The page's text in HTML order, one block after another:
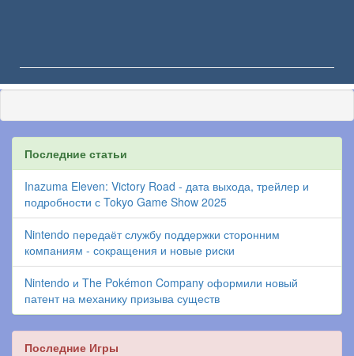
Последние статьи
Inazuma Eleven: Victory Road - дата выхода, трейлер и
подробности с Tokyo Game Show 2025
Nintendo передаёт службу поддержки сторонним
компаниям - сокращения и новые риски
Nintendo и The Pokémon Company оформили новый
патент на механику призыва существ
Последние Игры